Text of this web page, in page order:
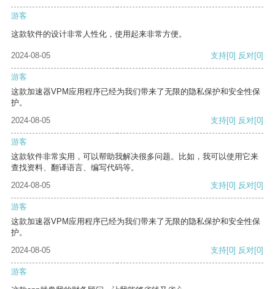
游客
这款软件的设计非常人性化，使用起来非常方便。
2024-08-05 支持[0] 反对[0]
游客
这款加速器VPM应用程序已经为我们带来了无限的隐私保护和安全性保
护。
2024-08-05
支持[0] 反对[0]
游客
这款软件非常实用，可以帮助我解决很多问题。比如，我可以使用它来
查找资料、翻译语言、编写代码等。
2024-08-05
支持[0] 反对[0]
游客
这款加速器VPM应用程序已经为我们带来了无限的隐私保护和安全性保
护。
2024-08-05
支持[0] 反对[0]
游客